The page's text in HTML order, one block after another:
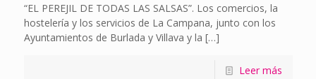
“EL PEREJIL DE TODAS LAS SALSAS”. Los comercios, la
hostelería y los servicios de La Campana, junto con los
Ayuntamientos de Burlada y Villava y la […]
Leer más